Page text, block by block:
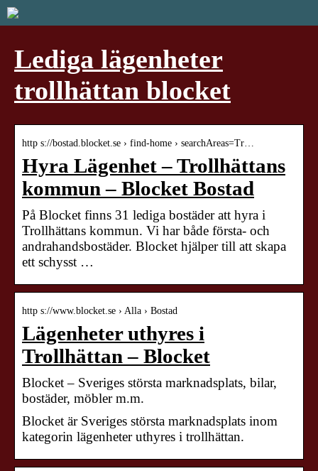
Lediga lägenheter
trollhättan blocket
http s://bostad.blocket.se › find-home › searchAreas=Tr…
Hyra Lägenhet – Trollhättans
kommun – Blocket Bostad
På Blocket finns 31 lediga bostäder att hyra i
Trollhättans kommun. Vi har både första- och
andrahandsbostäder. Blocket hjälper till att skapa
ett schysst …
http s://www.blocket.se › Alla › Bostad
Lägenheter uthyres i
Trollhättan – Blocket
Blocket – Sveriges största marknadsplats, bilar,
bostäder, möbler m.m.
Blocket är Sveriges största marknadsplats inom
kategorin lägenheter uthyres i trollhättan.